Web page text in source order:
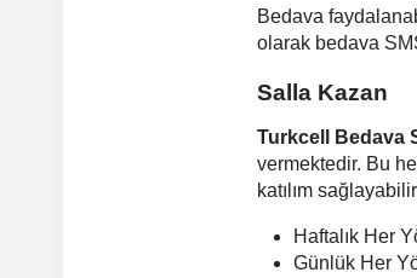
Bedava
olarak bedava
Salla Kazan
Turkcell Bedava
vermektedir. Bu
katılım
Haftalık Her
Günlük Her